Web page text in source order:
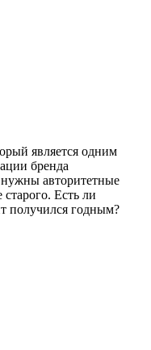
является одним
бренда
нужны авторитетные
Есть ли
получился годным?